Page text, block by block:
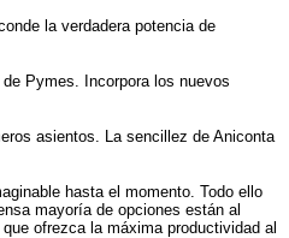
la verdadera potencia de
Pymes. Incorpora los nuevos
asientos. La sencillez de Aniconta
hasta el momento. Todo ello
mayoría de opciones están al
ofrezca la máxima productividad al